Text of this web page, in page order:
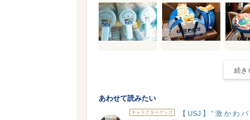
続き
あわせて読みたい
キャラクターグッズ
【USJ】“激かわ